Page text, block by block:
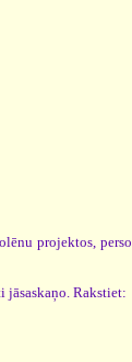
projektos,
jāsaskaņo. Rakstiet: